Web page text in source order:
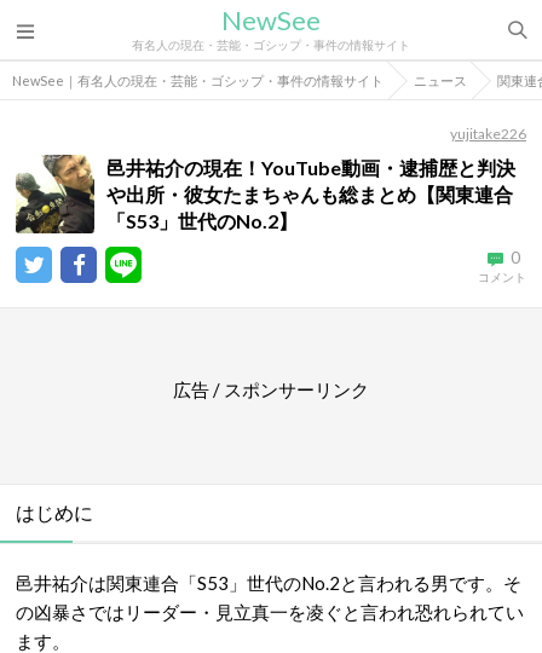
NewSee
有名人の現在・芸能・ゴシップ・事件の情報サイト
NewSee｜有名人の現在・芸能・ゴシップ・事件の情報サイト ニュース 関東連
yujitake226
邑井祐介の現在！YouTube動画・逮捕歴と判決
や出所・彼女たまちゃんも総まとめ【関東連合
「S53」世代のNo.2】
0
コメント
広告 / スポンサーリンク
はじめに
邑井祐介は関東連合「S53」世代のNo.2と言われる男です。そ
の凶暴さではリーダー・見立真一を凌ぐと言われ恐れられてい
ます。